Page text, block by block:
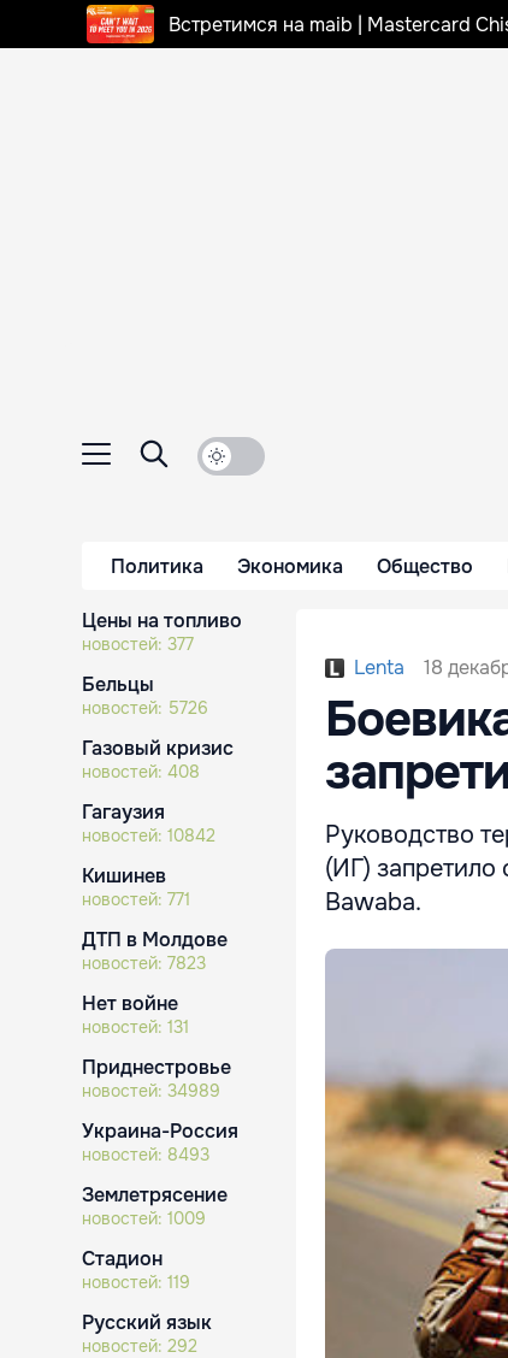
Встретимся на maib | Mastercard
Политика Экономика Общество
Цены на топливо
новостей: 377
Бельцы
новостей: 5726
Газовый кризис
новостей: 408
Гагаузия
новостей: 10842
Кишинев
новостей: 771
ДТП в Молдове
новостей: 7823
Нет войне
новостей: 131
Приднестровье
новостей: 34989
Украина-Россия
новостей: 8493
Землетрясение
новостей: 1009
Стадион
новостей: 119
Русский язык
новостей: 292
Lenta 18
Руководство
(ИГ) запретило
Bawaba.